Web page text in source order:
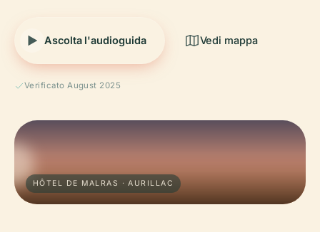
Ascolta l'audioguida Vedi mappa
Verificato August 2025
HÔTEL DE MALRAS · AURILLAC